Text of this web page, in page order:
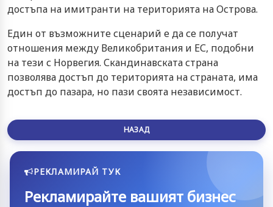
достъпа на имитранти на територията на Острова.
Един от възможните сценарий е да се получат
отношения между Великобритания и ЕС, подобни
на тези с Норвегия. Скандинавската страна
позволява достъп до територията на страната, има
достъп до пазара, но пази своята независимост.
НАЗАД
РЕКЛАМИРАЙ ТУК
Рекламирайте вашият бизнес